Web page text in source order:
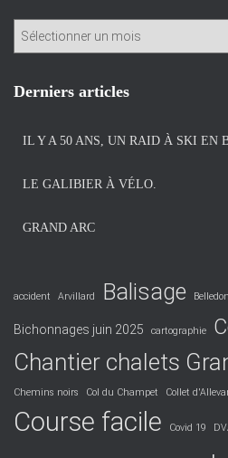
h
Derniers articles
IL Y A 50 ANS, UN RAID À SKI EN
LE GALIBIER À VÉLO.
GRAND ARC
accident Arvillard Balisage
Bichonnages juin 2025 cartographie
Chantier chalets
Chemins noirs Col du Champet Collet
Course facile Covid 19